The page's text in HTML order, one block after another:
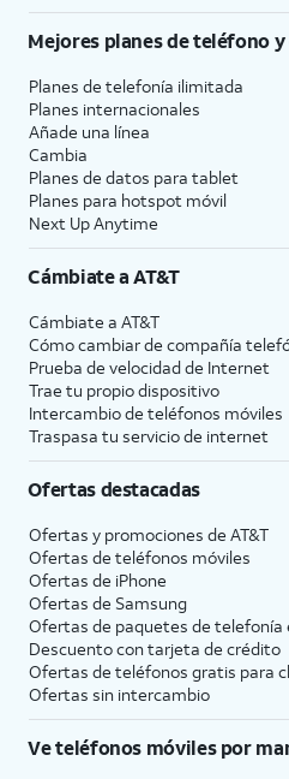
Mejores planes de teléfono
Planes de telefonía ilimitada
Planes internacionales
Añade una línea
Cambia
Planes de datos para tablet
Planes para hotspot móvil
Next Up Anytime
Cámbiate aAT&T
Cámbiate a AT&T
Cómo cambiar de compañía
Prueba de velocidad de Internet
Trae tu propio dispositivo
Intercambio de teléfonos móviles
Traspasa tu servicio de internet
Ofertas destacadas
Ofertas y promociones de AT&T
Ofertas de teléfonos móviles
Ofertas de iPhone
Ofertas de Samsung
Ofertas de paquetes de telefonía
Descuento con tarjeta de crédito
Ofertas de teléfonos gratis para
Ofertas sin intercambio
Ve teléfonos móviles por